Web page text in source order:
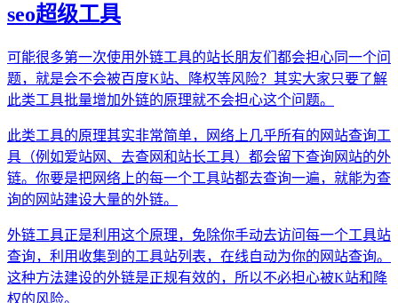
seo超级工具
可能很多第一次使用外链工具的站长朋友们都会担心同一个问
题，就是会不会被百度K站、降权等风险？其实大家只要了解
此类工具批量增加外链的原理就不会担心这个问题。
此类工具的原理其实非常简单，网络上几乎所有的网站查询工
具（例如爱站网、去查网和站长工具）都会留下查询网站的外
链。你要是把网络上的每一个工具站都去查询一遍，就能为查
询的网站建设大量的外链。
外链工具正是利用这个原理，免除你手动去访问每一个工具站
查询，利用收集到的工具站列表，在线自动为你的网站查询。
这种方法建设的外链是正规有效的，所以不必担心被K站和降
权的风险。